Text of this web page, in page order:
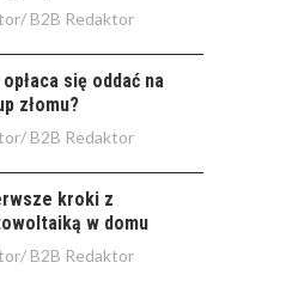
B2B Redaktor
opłaca się oddać na
złomu?
B2B Redaktor
kroki z
w domu
B2B Redaktor